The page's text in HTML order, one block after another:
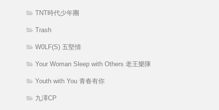
TNT時代少年團
Trash
W0LF(S) 五堅情
Your Woman Sleep with Others 老王樂隊
Youth with You 青春有你
九澤CP